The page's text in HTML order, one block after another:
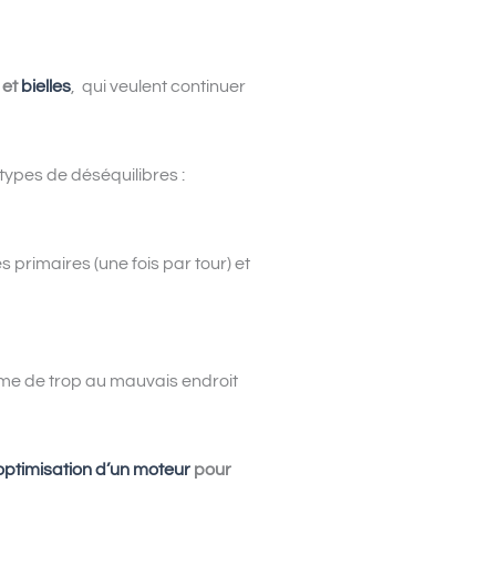
et bielles
qui veulent continuer
de déséquilibres :
primaires (une fois par tour) et
de trop au mauvais endroit
d’un moteur pour